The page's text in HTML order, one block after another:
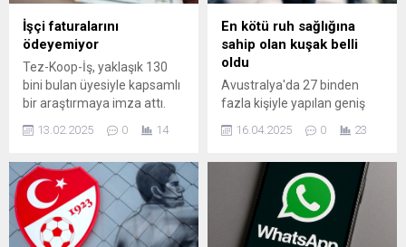
İşçi faturalarını
ödeyemiyor
Tez-Koop-İş, yaklaşık 130
bini bulan üyesiyle kapsamlı
bir araştırmaya imza attı.
günden güne zayıflayan
serdi. İŞÇİLERİN YÜZDE
67’SİNİN MALİ DURUMU
KÖTÜLEŞTİ Araştırmaya
katılan sendika üyesi ...
13.02.2025 0 14
En kötü ruh sağlığına
sahip olan kuşak belli
oldu
Avustralya'da 27 binden
fazla kişiyle yapılan geniş
zaman aralığında doğan
açısından daha kötü
durumda olduğunu ortaya
koydu. Bilim insanlarına göre
bu fark aynı zamanda
16.04.2025 0 23